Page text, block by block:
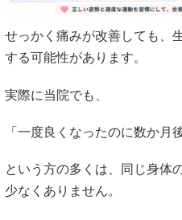
せっかく痛みが改善しても、
する可能性があります。
実際に当院でも、
「一度良くなったのに数か月
という方の多くは、同じ身体
少なくありません。